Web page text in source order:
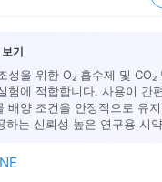
기
성을 위한 O₂ 흡수제 및 CO₂
험에 적합합니다. 사용이 간
배양 조건을 안정적으로 유
하는 신뢰성 높은 연구용 시